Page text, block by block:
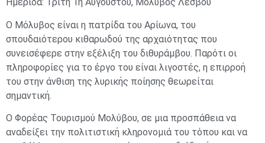
Ημερίδα: Τρίτη 1η Αυγούστου, Μόλυβος Λέσβου
Ο Μόλυβος είναι η πατρίδα του Αρίωνα, του
σπουδαιότερου κιθαρωδού της αρχαιότητας που
συνεισέφερε στην εξέλιξη του διθυράμβου. Παρότι οι
πληροφορίες για το έργο του είναι λιγοστές, η επιρροή
του στην άνθιση της λυρικής ποίησης θεωρείται
σημαντική.
Ο Φορέας Τουρισμού Μολύβου, σε μια προσπάθεια να
αναδείξει την πολιτιστική κληρονομιά του τόπου και να